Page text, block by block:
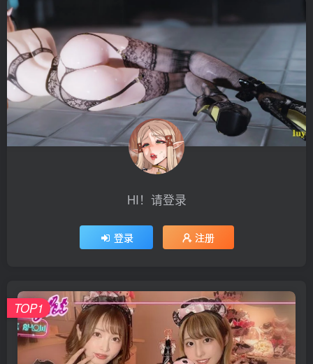
HI！请登录
登录 注册
TOP1